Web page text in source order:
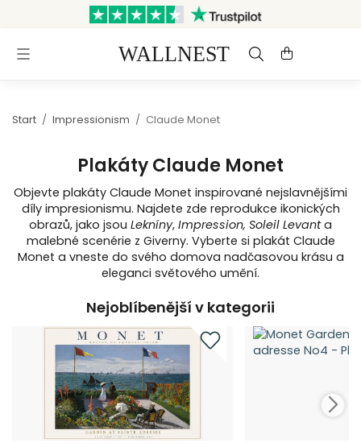
Odesláno do 3 pracovních dnů Doprava a vrácení zdarma
Start / Impressionism / Claude Monet
Plakáty Claude Monet
Objevte plakáty Claude Monet inspirované nejslavnějšími
díly impresionismu. Najdete zde reprodukce ikonických
obrazů, jako jsou Lekníny, Impression, Soleil Levanta
malebné scenérie z Giverny. Vyberte si plakát Claude
Monet a vneste do svého domova nadčasovou krásu a
eleganci světového umění.
Nejoblíbenější v kategorii